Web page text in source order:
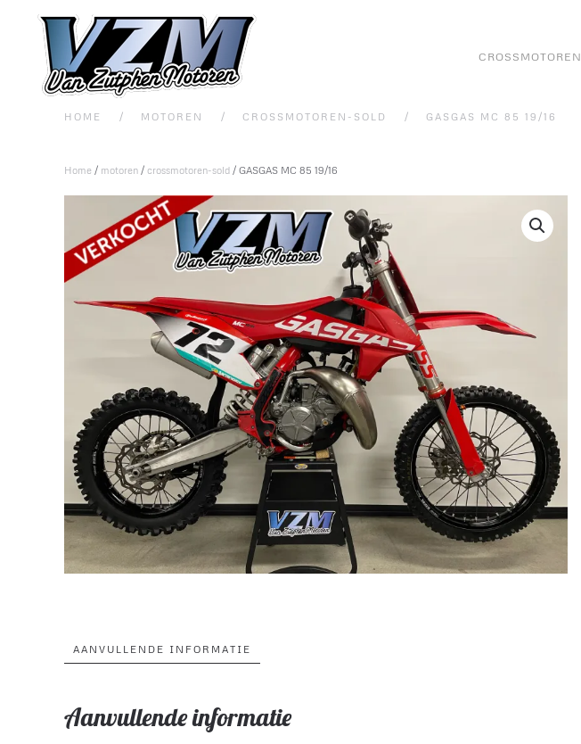
Overslaan en naar de inhoud gaan
CROSSMOTOREN
HOME MOTOREN CROSSMOTOREN-SOLD GASGAS MC 85 19/16
Home / motoren / crossmotoren-sold / GASGAS MC 85 19/16
AANVULLENDE INFORMATIE
Aanvullende informatie